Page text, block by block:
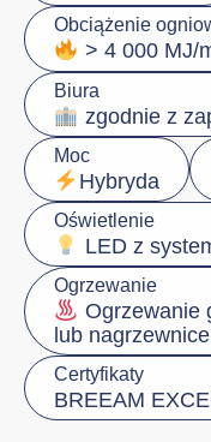
Obciążenie
> 4 000 MJ/
Biura
zgodnie z
Moc
Hybryda
Oświetlenie
LED z
Ogrzewanie
Ogrzewanie
lub nagrzewnice
Certyfikaty
BREEAM